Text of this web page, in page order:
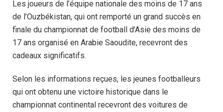
Les joueurs de l’équipe nationale des moins de 17 ans
de l’Ouzbékistan, qui ont remporté un grand succès en
finale du championnat de football d’Asie des moins de
17 ans organisé en Arabie Saoudite, recevront des
cadeaux significatifs.
Selon les informations reçues, les jeunes footballeurs
qui ont obtenu une victoire historique dans le
championnat continental recevront des voitures de